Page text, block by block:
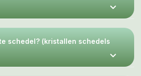
schedel? (kristallen schedels